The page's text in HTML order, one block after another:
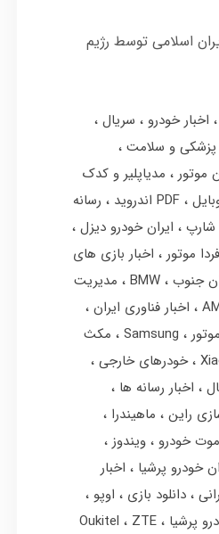
اسلامی توسط رژیم
اخبار خودرو
سریال
پزشکی و سلامت
موتور
مدیاپلیر و کدک
PDF اندروید
رسانه
شارپ
ایران خودرو دیزل
فردا موتور
اخبار بازی های
جنوب BMW
مدیریت
اخبار فناوری ایران
Samsung
مکث
خودرهای خارجی
اخبار رسانه ها
راین
ماهیندرا
خودرو
ویندوز
خودرو پرشیا
اخبار
دانلود بازی
اوپو
پرشیا Oukitel ZTE